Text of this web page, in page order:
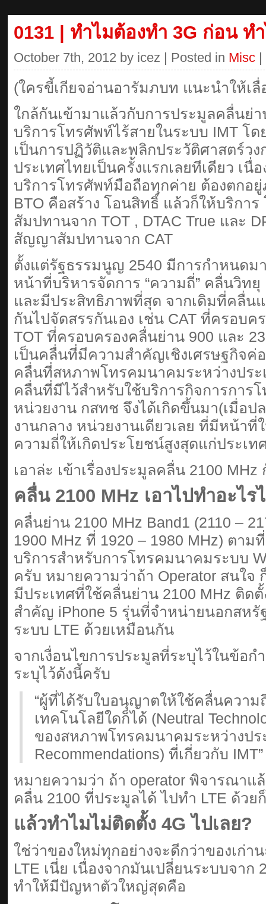
0131 | ทำไมต้องทำ 3G ก่อน ท
October 7th, 2012 by icez | Posted in Misc |
(ใครขี้เกียจอ่านอารัมภบท แนะนำให้เลื่
ใกล้กันเข้ามาแล้วกับการประมูลคลื่นย่
บริการโทรศัพท์ไร้สายในระบบ IMT โ
เป็นการปฏิวัติและพลิกประวัติศาสตร์ว
ประเทศไทยเป็นครั้งแรกเลยทีเดียว เนื่
บริการโทรศัพท์มือถือทุกค่าย ต้องตก
BTO คือสร้าง โอนสิทธิ์ แล้วก็ให้บริกา
สัมปทานจาก TOT , DTAC True และ
สัญญาสัมปทานจาก CAT
ตั้งแต่รัฐธรรมนูญ 2540 มีการกำหนดม
หน้าที่บริหารจัดการ “ความถี่” คลื่นวิทยุ
และมีประสิทธิภาพที่สุด จากเดิมที่คลื่น
กันไปจัดสรรกันเอง เช่น CAT ที่ครอบค
TOT ที่ครอบครองคลื่นย่าน 900 และ
เป็นคลื่นที่มีความสำคัญเชิงเศรษฐกิจค่
คลื่นที่สหภาพโทรคมนาคมระหว่างประ
คลื่นที่มีไว้สำหรับใช้บริการกิจการการ
หน่วยงาน กสทช จึงได้เกิดขึ้นมา(เมื่อป
งานกลาง หน่วยงานเดียวเลย ที่มีหน้าที่
ความถี่ให้เกิดประโยชน์สูงสุดแก่ประเท
เอาล่ะ เข้าเรื่องประมูลคลื่น 2100 MHz
คลื่น 2100 MHz เอาไปทำอะไร
คลื่นย่าน 2100 MHz Band1 (2110 –
1900 MHz ที่ 1920 – 1980 MHz) ตา
บริการสำหรับการโทรคมนาคมระบบ
ครับ หมายความว่าถ้า Operator สนใจ
มีประเทศที่ใช้คลื่นย่าน 2100 MHz ติด
สำคัญ iPhone 5 รุ่นที่จำหน่ายนอกสหรั
ระบบ LTE ด้วยเหมือนกัน
จากเงื่อนไขการประมูลที่ระบุไว้ในข้อ
ระบุไว้ดังนี้ครับ
“ผู้ที่ได้รับใบอนุญาตให้ใช้คลื่นความ
เทคโนโลยีใดก็ได้ (Neutral
ของสหภาพโทรคมนาคมระหว่างปร
Recommendations) ที่เกี่ยวกับ IMT”
หมายความว่า ถ้า operator พิจารณาแ
คลื่น 2100 ที่ประมูลได้ ไปทำ LTE ด้ว
แล้วทำไมไม่ติดตั้ง 4G ไปเลย?
ใช่ว่าของใหม่ทุกอย่างจะดีกว่าของเก่า
LTE เนี่ย เนื่องจากมันเปลี่ยนระบบจาก
ทำให้มีปัญหาตัวใหญ่สุดคือ